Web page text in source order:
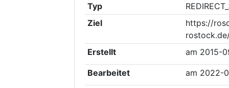
Typ
Ziel
https://
Erstellt
am 2015-
Bearbeitet am 2022-